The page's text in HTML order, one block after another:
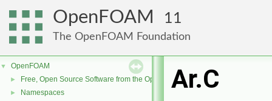
OpenFOAM 11
The OpenFOAM Foundation
▼ OpenFOAM
► Free, Open Source Software from the OpenFOAM Foundation
► Namespaces Ar.C